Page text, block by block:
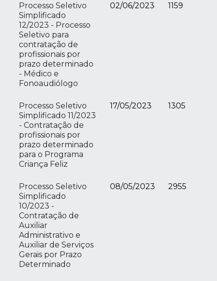
Processo Seletivo
Simplificado
12/2023 - Processo
Seletivo para
contratação de
profissionais por
prazo determinado
- Médico e
Fonoaudiólogo
02/06/2023 1159
Processo Seletivo
Simplificado 11/2023
- Contratação de
profissionais por
prazo determinado
para o Programa
Criança Feliz
17/05/2023 1305
Processo Seletivo
Simplificado
10/2023 -
Contratação de
Auxiliar
Administrativo e
Auxiliar de Serviços
Gerais por Prazo
Determinado
08/05/2023 2955